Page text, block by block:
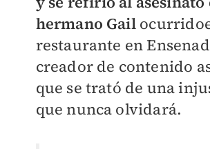
hermano Gail
restaurante en
creador de contenido
que se trató de una
que nunca olvidará.